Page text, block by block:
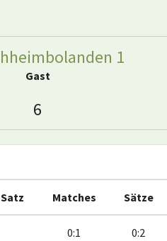
1
Gast
6
Matches Sätze
0:1 0:2